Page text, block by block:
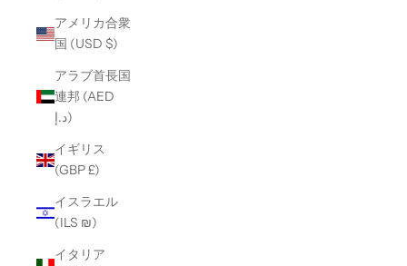
アメリカ合衆
国 (USD $)
アラブ首長国
連邦 (AED
د.إ)
イギリス
(GBP £)
イスラエル
(ILS ₪)
イタリア